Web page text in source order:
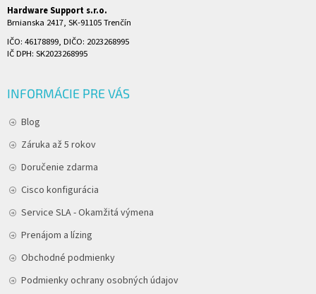
Hardware Support s.r.o.
Brnianska 2417, SK-91105 Trenčín
IČO: 46178899, DIČO: 2023268995
IČ DPH: SK2023268995
INFORMÁCIE PRE VÁS
Blog
Záruka až 5 rokov
Doručenie zdarma
Cisco konfigurácia
Service SLA - Okamžitá výmena
Prenájom a lízing
Obchodné podmienky
Podmienky ochrany osobných údajov